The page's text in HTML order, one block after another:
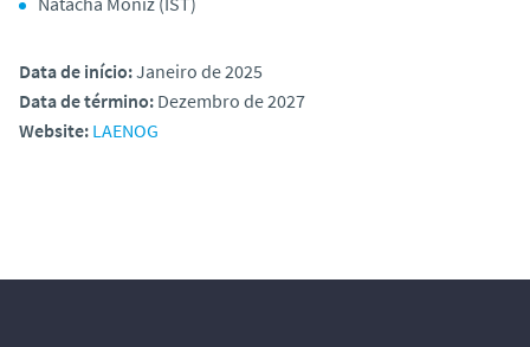
Data de início:Janeiro de 2025
Data de término: Dezembro de 2027
Website: LAENOG